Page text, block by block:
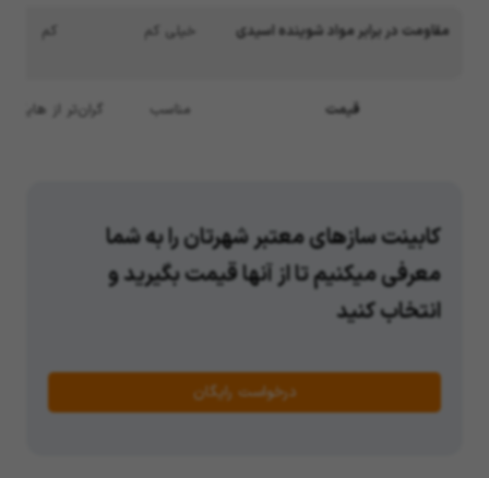
مقاومت در برابر مواد شوینده اسیدی خیلی کم کم
قیمت مناسب گران‌تر از
کابینت سازهای معتبر شهرتان را به شما
معرفی میکنیم تا از آنها قیمت بگیرید و
انتخاب کنید
درخواست رایگان